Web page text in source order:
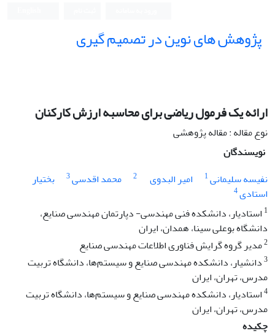
پژوهش های نوین در تصمیم گیری
ارائه یک فرمول ریاضی برای محاسبه ارزش کارکنان
نوع مقاله : مقاله پژوهشی
نویسندگان
نفیسه سلیمانی1 امیر البدوی 2 محمد اقدسی3
بختیار
استادی4
1 استادیار، دانشکده فنی مهندسی- دپارتمان مهندسی صنایع،
دانشگاه بوعلی سینا، همدان، ایران
2مدیر گروه گرایش فناوری اطلاعات مهندسی صنایع
3دانشیار، دانشکده مهندسی صنایع و سیستم‌ها، دانشگاه تربیت
مدرس، تهران، ایران
4استادیار، دانشکده مهندسی صنایع و سیستم‌ها، دانشگاه تربیت
مدرس، تهران، ایران
چکیده